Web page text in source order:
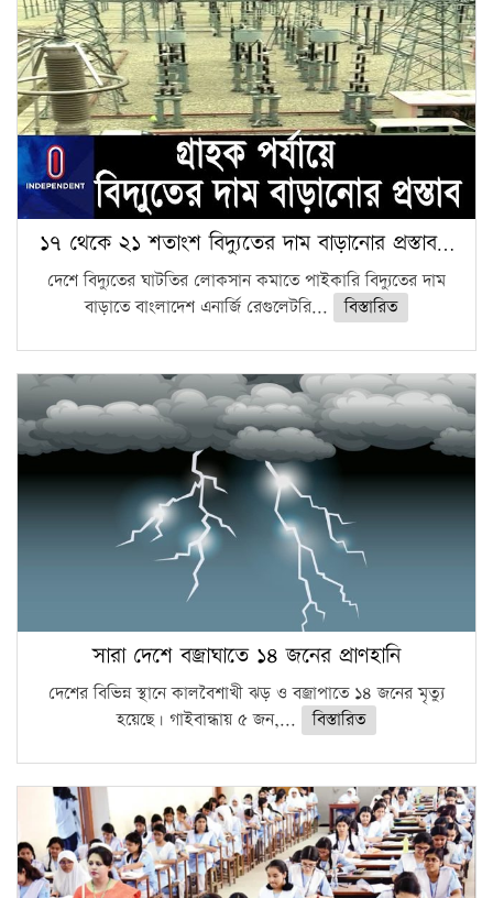
১৭ থেকে ২১ শতাংশ বিদ্যুতের দাম বাড়ানোর প্রস্তাব…
দেশে বিদ্যুতের ঘাটতির লোকসান কমাতে পাইকারি বিদ্যুতের দাম
বাড়াতে বাংলাদেশ এনার্জি রেগুলেটরি...
বিস্তারিত
সারা দেশে বজ্রাঘাতে ১৪ জনের প্রাণহানি
দেশের বিভিন্ন স্থানে কালবৈশাখী ঝড় ও বজ্রাপাতে ১৪ জনের মৃত্যু
হয়েছে। গাইবান্ধায় ৫ জন,...
বিস্তারিত